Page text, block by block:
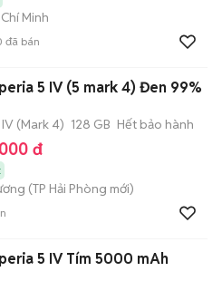
Minh
đã bán
5 IV (5 mark 4) Đen 99%
(Mark 4) 128 GB Hết bảo hành
đ
(TP Hải Phòng mới)
5 IV Tím 5000 mAh